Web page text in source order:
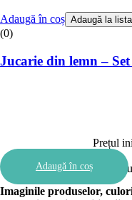
Adaugă în coș Adaugă la
(0)
Jucarie din lemn –
Prețul
Prețul
Adaugă în coș
Imaginile produselor,